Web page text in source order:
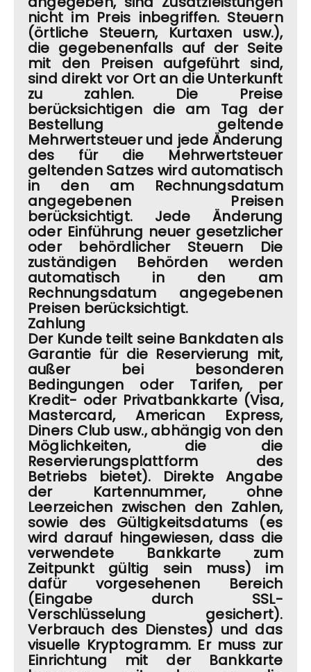
nicht im Preis inbegriffen. Steuern
(örtliche Steuern, Kurtaxen usw.),
die gegebenenfalls auf der Seite
mit den Preisen aufgeführt sind,
sind direkt vor Ort an die Unterkunft
zu zahlen. Die Preise
berücksichtigen die am Tag der
Bestellung geltende
Mehrwertsteuer und jede Änderung
des für die Mehrwertsteuer
geltenden Satzes wird automatisch
in den am Rechnungsdatum
angegebenen Preisen
berücksichtigt. Jede Änderung
oder Einführung neuer gesetzlicher
oder behördlicher Steuern Die
zuständigen Behörden werden
automatisch in den am
Rechnungsdatum angegebenen
Preisen berücksichtigt.
Zahlung
Der Kunde teilt seine Bankdaten als
Garantie für die Reservierung mit,
außer bei besonderen
Bedingungen oder Tarifen, per
Kredit- oder Privatbankkarte (Visa,
Mastercard, American Express,
Diners Club usw., abhängig von den
Möglichkeiten, die die
Reservierungsplattform des
Betriebs bietet). Direkte Angabe
der Kartennummer, ohne
Leerzeichen zwischen den Zahlen,
sowie des Gültigkeitsdatums (es
wird darauf hingewiesen, dass die
verwendete Bankkarte zum
Zeitpunkt gültig sein muss) im
dafür vorgesehenen Bereich
(Eingabe durch SSL-
Verschlüsselung gesichert).
Verbrauch des Dienstes) und das
visuelle Kryptogramm. Er muss zur
Einrichtung mit der Bankkarte